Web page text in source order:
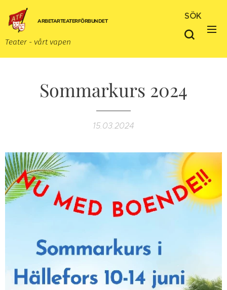
ARBETARTEATERFÖRBUNDET
Teater - vårt vapen
SÖK
Sommarkurs 2024
15.03.2024